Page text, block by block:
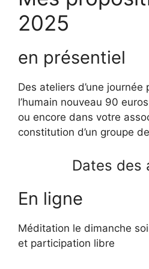
2025
en présentiel
Des ateliers d’une
l’humain nouveau 90
ou encore dans votre
constitution d’un groupe
Dates des
En ligne
Méditation le dimanche
et participation libre